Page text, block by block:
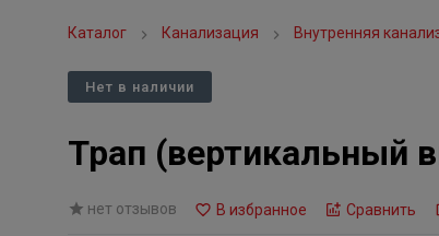
Каталог Канализация Внутренняя
Нет в наличии
Трап (вертикальный
нет отзывов В избранное Сравнить